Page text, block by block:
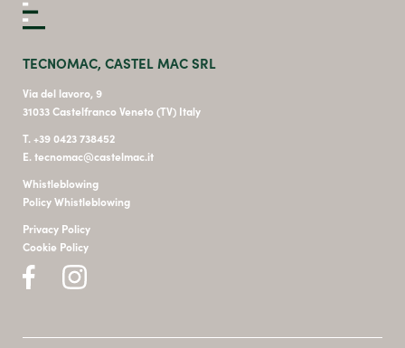
TECNOMAC, CASTEL MAC SRL
Via del lavoro, 9
31033 Castelfranco Veneto (TV) Italy
T. +39 0423 738452
E. tecnomac@castelmac.it
Whistleblowing
Policy Whistleblowing
Privacy Policy
Cookie Policy